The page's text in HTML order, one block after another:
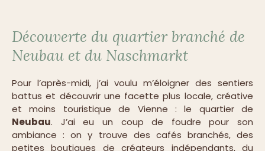
Découverte du quartier branché de
Neubau et du Naschmarkt
Pour l’après-midi, j’ai voulu m’éloigner des sentiers
battus et découvrir une facette plus locale, créative
et moins touristique de Vienne : le quartier de
Neubau. J’ai eu un coup de foudre pour son
ambiance : on y trouve des cafés branchés, des
petites boutiques de créateurs indépendants, du